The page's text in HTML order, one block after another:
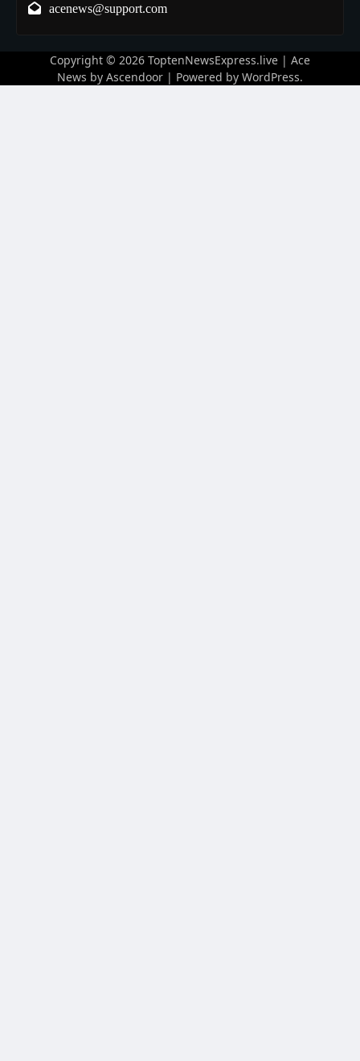
acenews@support.com
Copyright © 2026 ToptenNewsExpress.live | Ace
News by Ascendoor | Powered by WordPress.